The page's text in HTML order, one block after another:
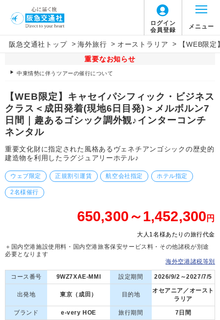
ログイン
会員登録
メニュー
阪急交通社トップ > 海外旅行 > オーストラリア >
【WEB限
重要なお知らせ
中東情勢に伴うツアーの催行について
【WEB限定】キャセイパシフィック・ビジネス
クラス＜成田発着(現地6日目発)＞メルボルン7
日間｜趣あるゴシック調外観♪インターコンチ
ネンタル
重要文化財に指定された風格あるヴェネチアンゴシックの歴史的
建造物を利用したラグジュアリーホテル♪
ウェブ限定 正規割引運賃 航空会社指定 ホテル指定
2名様催行
650,300～1,452,300 円
大人1名様あたりの旅行代金
＋国内空港施設使用料・国内空港旅客保安サービス料・その他諸税が別途
必要となります
海外空港諸税等別
コース番号 9WZ7XAE-MMI 設定期間 2026/9/2～2027/7/5
出発地 東京（成田） 目的地
オセアニア／オースト
ラリア
ブランド
e-very HOE 旅行期間 7日間